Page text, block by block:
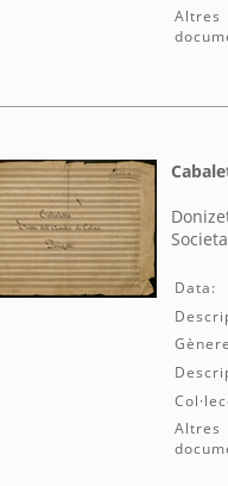
Altres
Data:
Altres